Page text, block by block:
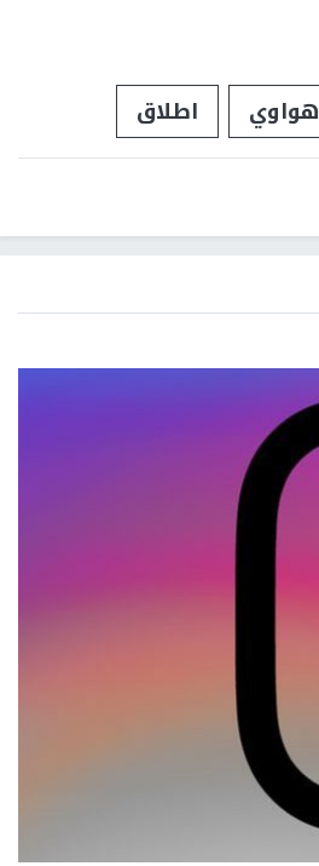
هواوي اطلاق